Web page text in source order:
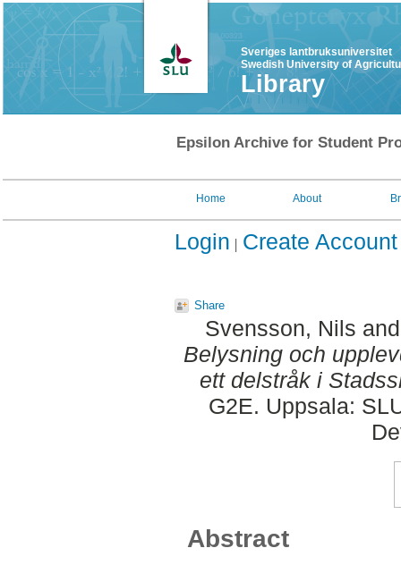
Sveriges lantbruksuniversitet
Swedish University of
Library
Epsilon Archive for Student
Home About
Login Create Account
Share
Svensson, Nils
Belysning och
ett delstråk i
G2E. Uppsala:
Abstract